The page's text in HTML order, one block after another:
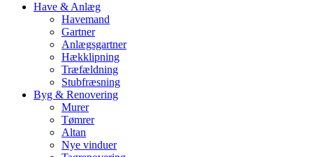
Have & Anlæg
Havemand
Gartner
Anlægsgartner
Hækklipning
Træfældning
Stubfræsning
Byg & Renovering
Murer
Tømrer
Altan
Nye vinduer